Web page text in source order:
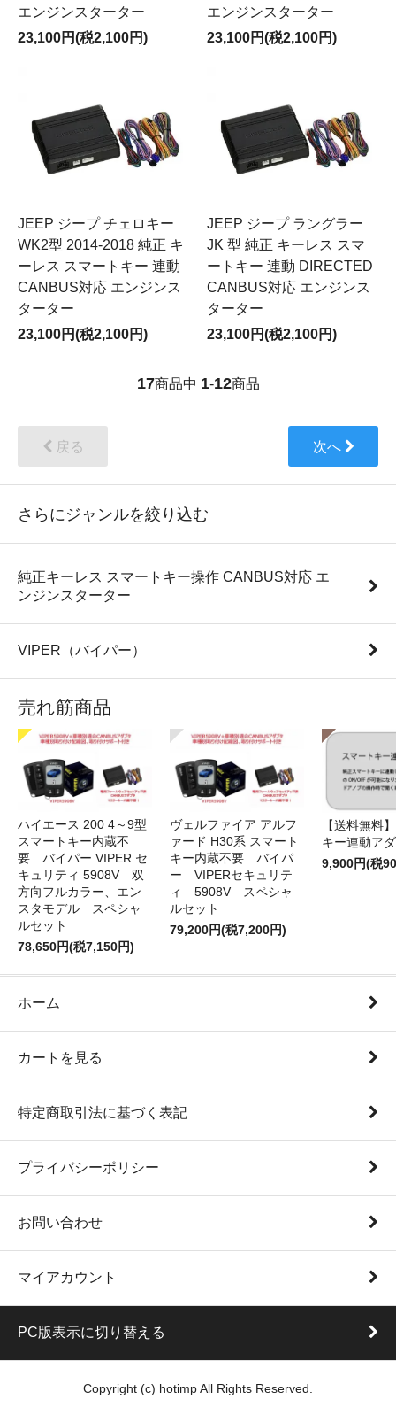
エンジンスターター
23,100円(税2,100円)
エンジンスターター
23,100円(税2,100円)
JEEP ジープ チェロキー
WK2型 2014-2018 純正 キ
ーレス スマートキー 連動
CANBUS対応 エンジンス
ターター
23,100円(税2,100円)
JEEP ジープ ラングラー
JK 型 純正 キーレス スマ
ートキー 連動 DIRECTED
CANBUS対応 エンジンス
ターター
23,100円(税2,100円)
17商品中 1-12商品
戻る 次へ
さらにジャンルを絞り込む
純正キーレス スマートキー操作 CANBUS対応 エ
ンジンスターター
VIPER（バイパー）
売れ筋商品
ハイエース 200 4～9型
スマートキー内蔵不
要 バイパー VIPER セ
キュリティ 5908V 双
方向フルカラー、エン
スタモデル スペシャ
ルセット
78,650円(税7,150円)
ヴェルファイア アルフ
ァード H30系 スマート
キー内蔵不要 バイパ
ー VIPERセキュリテ
ィ 5908V スペシャ
ルセット
79,200円(税7,200円)
【送料無料
キー連動ア
9,900円(税
ホーム
カートを見る
特定商取引法に基づく表記
プライバシーポリシー
お問い合わせ
マイアカウント
PC版表示に切り替える
Copyright (c) hotimp All Rights Reserved.